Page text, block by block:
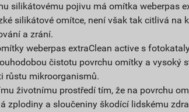
silikátovému pojivu má omítka weberpas
silikátové omítce, není však tak citlivá na
a zrání.
weberpas extraClean active s
čistotu povrchu omítky a vysoký
růstu mikroorganismů.
životnímu prostředí tím, že na povrchu
zplodiny a sloučeniny škodící lidskému